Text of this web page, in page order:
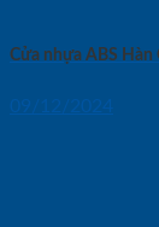
Cửa nhựa ABS
09/12/2024